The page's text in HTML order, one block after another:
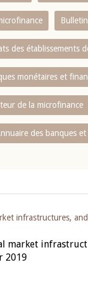
des établissements
monétaires et
de la microfinance
des banques
infrastructures,
market
2019